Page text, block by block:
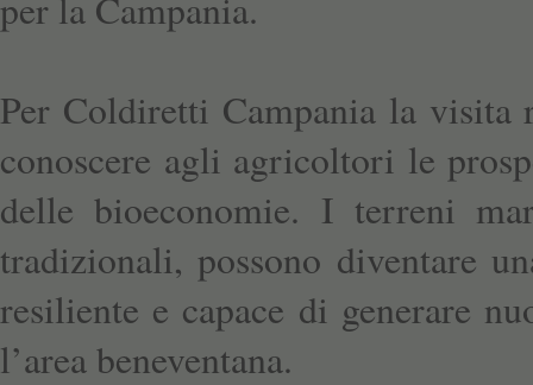
Per Coldiretti Campania la visita
conoscere agli agricoltori le
delle bioeconomie. I terreni
tradizionali, possono diventare
resiliente e capace di generare
l’area beneventana.